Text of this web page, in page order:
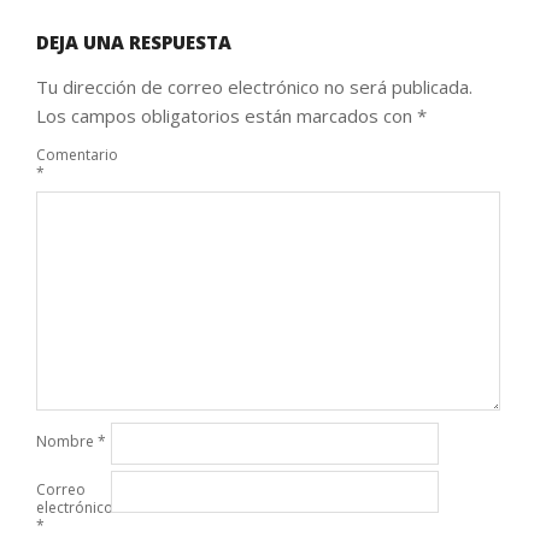
DEJA UNA RESPUESTA
Tu dirección de correo electrónico no será publicada.
Los campos obligatorios están marcados con *
Comentario
*
Nombre *
Correo
electrónico
*